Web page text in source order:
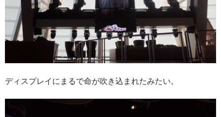
ディスプレイにまるで命が吹き込まれたみたい。